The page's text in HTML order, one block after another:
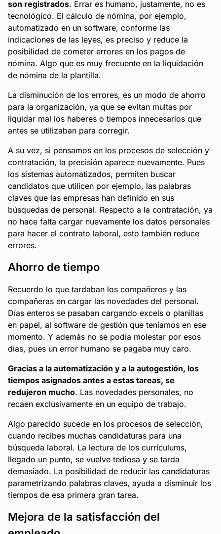
son registrados. Errar es humano, justamente, no es
tecnológico. El cálculo de nómina, por ejemplo,
automatizado en un software, conforme las
indicaciones de las leyes, es preciso y reduce la
posibilidad de cometer errores en los pagos de
nómina. Algo que es muy frecuente en la liquidación
de nómina de la plantilla.
La disminución de los errores, es un modo de ahorro
para la organización, ya que se evitan multas por
liquidar mal los haberes o tiempos innecesarios que
antes se utilizaban para corregir.
A su vez, si pensamos en los procesos de selección y
contratación, la precisión aparece nuevamente. Pues
los sistemas automatizados, permiten buscar
candidatos que utilicen por ejemplo, las palabras
claves que las empresas han definido en sus
búsquedas de personal. Respecto a la contratación, ya
no hace falta cargar nuevamente los datos personales
para hacer el contrato laboral, esto también reduce
errores.
Ahorro de tiempo
Recuerdo lo que tardaban los compañeros y las
compañeras en cargar las novedades del personal.
Días enteros se pasaban cargando excels o planillas
en papel, al software de gestión que teníamos en ese
momento. Y además no se podía molestar por esos
días, pues un error humano se pagaba muy caro.
Gracias a la automatización y a la autogestión, los
tiempos asignados antes a estas tareas, se
redujeron mucho. Las novedades personales, no
recaen exclusivamente en un equipo de trabajo.
Algo parecido sucede en los procesos de selección,
cuando recibes muchas candidaturas para una
búsqueda laboral. La lectura de los currículums,
llegado un punto, se vuelve tediosa y se tarda
demasiado. La posibilidad de reducir las candidaturas
parametrizando palabras claves, ayuda a disminuir los
tiempos de esa primera gran tarea.
Mejora de la satisfacción del